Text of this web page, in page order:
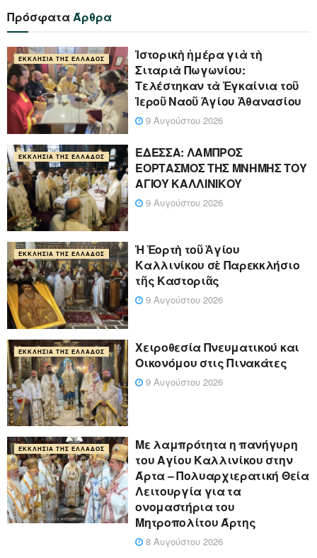
ΠρόσφαταΆρθρα
ΕΚΚΛΗΣΊΑ ΤΗΣ ΕΛΛΆΔΟΣ
Ἱστορικὴ ἡμέρα γιὰ τὴ
Σιταριὰ Πωγωνίου:
Τελέστηκαν τὰ Ἐγκαίνια τοῦ
Ἱεροῦ Ναοῦ Ἁγίου Ἀθανασίου
9 Αυγούστου 2026
ΕΚΚΛΗΣΊΑ ΤΗΣ ΕΛΛΆΔΟΣ
ΕΔΕΣΣΑ: ΛΑΜΠΡΟΣ
ΕΟΡΤΑΣΜΟΣ ΤΗΣ ΜΝΗΜΗΣ ΤΟΥ
ΑΓΙΟΥ ΚΑΛΛΙΝΙΚΟΥ
9 Αυγούστου 2026
ΕΚΚΛΗΣΊΑ ΤΗΣ ΕΛΛΆΔΟΣ
Ἡ Ἑορτὴ τοῦ Ἁγίου
Καλλινίκου σὲ Παρεκκλήσιο
τῆς Καστοριᾶς
9 Αυγούστου 2026
ΕΚΚΛΗΣΊΑ ΤΗΣ ΕΛΛΆΔΟΣ
Χειροθεσία Πνευματικού και
Οικονόμου στις Πινακάτες
9 Αυγούστου 2026
ΕΚΚΛΗΣΊΑ ΤΗΣ ΕΛΛΆΔΟΣ
Με λαμπρότητα η πανήγυρη
του Αγίου Καλλινίκου στην
Άρτα – Πολυαρχιερατική Θεία
Λειτουργία για τα
ονομαστήρια του
Μητροπολίτου Άρτης
8 Αυγούστου 2026